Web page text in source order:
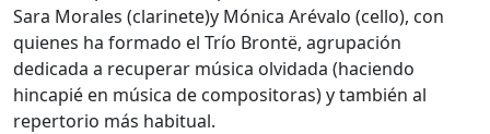
Sara Morales (clarinete)y Mónica Arévalo (cello), con
quienes ha formado el Trío Brontë, agrupación
dedicada a recuperar música olvidada (haciendo
hincapié en música de compositoras) y también al
repertorio más habitual.